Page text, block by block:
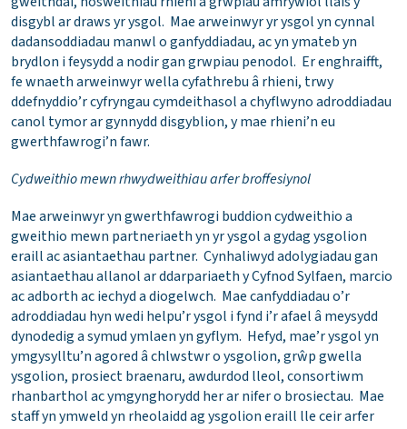
disgybl ar draws yr ysgol. Mae arweinwyr yr ysgol yn cynnal
dadansoddiadau manwl o ganfyddiadau, ac yn ymateb yn
brydlon i feysydd a nodir gan grwpiau penodol. Er enghraifft,
fe wnaeth arweinwyr wella cyfathrebu â rhieni, trwy
ddefnyddio’r cyfryngau cymdeithasol a chyflwyno adroddiadau
canol tymor ar gynnydd disgyblion, y mae rhieni’n eu
gwerthfawrogi’n fawr.
Cydweithio mewn rhwydweithiau arfer broffesiynol
Mae arweinwyr yn gwerthfawrogi buddion cydweithio a
gweithio mewn partneriaeth yn yr ysgol a gydag ysgolion
eraill ac asiantaethau partner. Cynhaliwyd adolygiadau gan
asiantaethau allanol ar ddarpariaeth y Cyfnod Sylfaen, marcio
ac adborth ac iechyd a diogelwch. Mae canfyddiadau o’r
adroddiadau hyn wedi helpu’r ysgol i fynd i’r afael â meysydd
dynodedig a symud ymlaen yn gyflym. Hefyd, mae’r ysgol yn
ymgysylltu’n agored â chlwstwr o ysgolion, grŵp gwella
ysgolion, prosiect braenaru, awdurdod lleol, consortiwm
rhanbarthol ac ymgynghorydd her ar nifer o brosiectau. Mae
staff yn ymweld yn rheolaidd ag ysgolion eraill lle ceir arfer